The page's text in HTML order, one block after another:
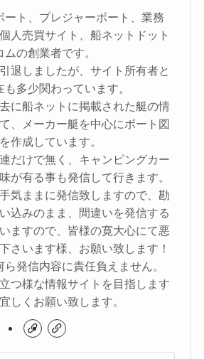
ート、プレジャーボート、業務
人売買サイト、船ネットドット
ムの創業者です。
退しましたが、サイト所有者と
も多少関わっています。
に船ネットに掲載された艇の情
、メーカー艇を中心にボート図
作成しています。
だけで無く、キャンピングカー
が有る事も発信して行きます。
気ままに発信致しますので、勘
込みのまま、間違いを発信する
ますので、皆様の寛大心にて悪
さいます様、お願い致します！
発信内容に責任負えません。
つ様な情報サイトを目指します
しくお願い致します。